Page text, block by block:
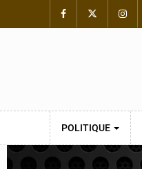
POLITIQUE